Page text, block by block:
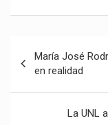
de
entradas
María José
en realidad
La UNL